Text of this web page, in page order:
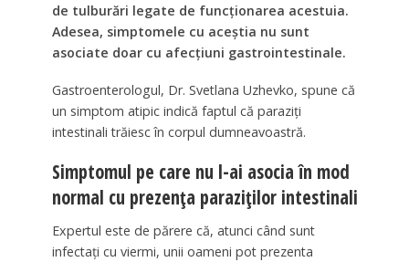
de tulburări legate de funcționarea acestuia.
Adesea, simptomele cu aceștia nu sunt
asociate doar cu afecțiuni gastrointestinale.
Gastroenterologul, Dr. Svetlana Uzhevko, spune că
un simptom atipic indică faptul că paraziți
intestinali trăiesc în corpul dumneavoastră.
Simptomul pe care nu l-ai asocia în mod
normal cu prezența paraziților intestinali
Expertul este de părere că, atunci când sunt
infectați cu viermi, unii oameni pot prezenta